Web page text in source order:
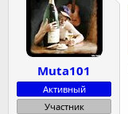
Muta101
Активный
Участник